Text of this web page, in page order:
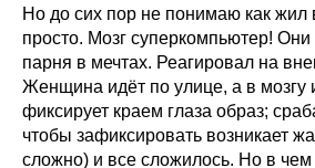
Но до сих пор не понимаю как
просто. Мозг суперкомпьютер!
парня в мечтах. Реагировал на
Женщина идёт по улице, а в мозгу
фиксирует краем глаза образ;
чтобы зафиксировать возникает
сложно) и все сложилось. Но в